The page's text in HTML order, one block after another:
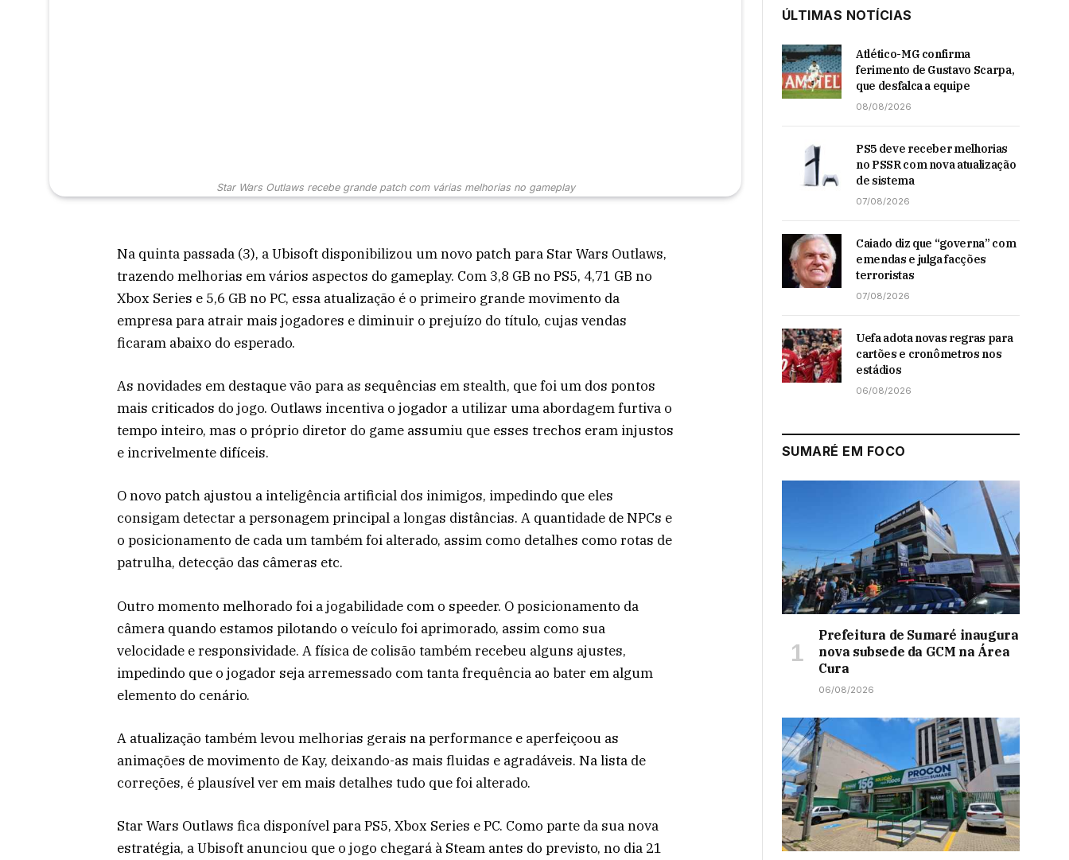
Star Wars Outlaws recebe grande patch com várias melhorias no gameplay
Na quinta passada (3), a Ubisoft disponibilizou um novo patch para Star Wars Outlaws,
trazendo melhorias em vários aspectos do gameplay. Com 3,8 GB no PS5, 4,71 GB no
Xbox Series e 5,6 GB no PC, essa atualização é o primeiro grande movimento da
empresa para atrair mais jogadores e diminuir o prejuízo do título, cujas vendas
ficaram abaixo do esperado.
As novidades em destaque vão para as sequências em stealth, que foi um dos pontos
mais criticados do jogo. Outlaws incentiva o jogador a utilizar uma abordagem furtiva o
tempo inteiro, mas o próprio diretor do game assumiu que esses trechos eram injustos
e incrivelmente difíceis.
O novo patch ajustou a inteligência artificial dos inimigos, impedindo que eles
consigam detectar a personagem principal a longas distâncias. A quantidade de NPCs e
o posicionamento de cada um também foi alterado, assim como detalhes como rotas de
patrulha, detecção das câmeras etc.
Outro momento melhorado foi a jogabilidade com o speeder. O posicionamento da
câmera quando estamos pilotando o veículo foi aprimorado, assim como sua
velocidade e responsividade. A física de colisão também recebeu alguns ajustes,
impedindo que o jogador seja arremessado com tanta frequência ao bater em algum
elemento do cenário.
A atualização também levou melhorias gerais na performance e aperfeiçoou as
animações de movimento de Kay, deixando-as mais fluidas e agradáveis. Na lista de
correções, é plausível ver em mais detalhes tudo que foi alterado.
Star Wars Outlaws fica disponível para PS5, Xbox Series e PC. Como parte da sua nova
estratégia, a Ubisoft anunciou que o jogo chegará à Steam antes do previsto, no dia 21
ÚLTIMAS NOTÍCIAS
Atlético-MG confirma
ferimento de Gustavo Scarpa,
que desfalca a equipe
08/08/2026
PS5 deve receber melhorias
no PSSR com nova atualização
de sistema
07/08/2026
Caiado diz que “governa” com
emendas e julga facções
terroristas
07/08/2026
Uefa adota novas regras para
cartões e cronômetros nos
estádios
06/08/2026
SUMARÉ EM FOCO
Prefeitura de Sumaré inaugura
nova subsede da GCM na Área
Cura
06/08/2026